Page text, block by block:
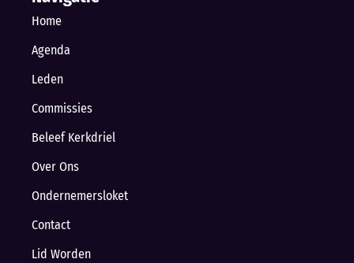
Home
Agenda
Leden
Commissies
Beleef Kerkdriel
Over Ons
Ondernemersloket
Contact
Lid Worden